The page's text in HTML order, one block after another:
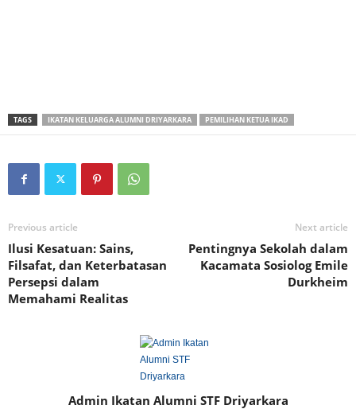
TAGS IKATAN KELUARGA ALUMNI DRIYARKARA PEMILIHAN KETUA IKAD
Previous article
Ilusi Kesatuan: Sains,
Filsafat, dan Keterbatasan
Persepsi dalam
Memahami Realitas
Next article
Pentingnya Sekolah dalam
Kacamata Sosiolog Emile
Durkheim
Admin Ikatan Alumni STF Driyarkara